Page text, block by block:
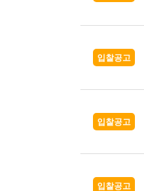
입찰공고
입찰공고
입찰공고